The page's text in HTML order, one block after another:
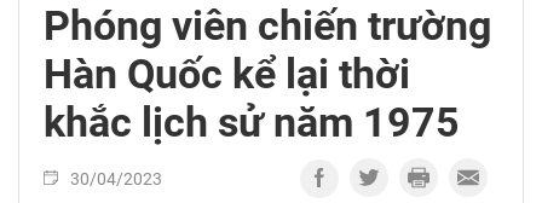
Phóng viên chiến trường
Hàn Quốc kể lại thời
khắc lịch sử năm 1975
30/04/2023